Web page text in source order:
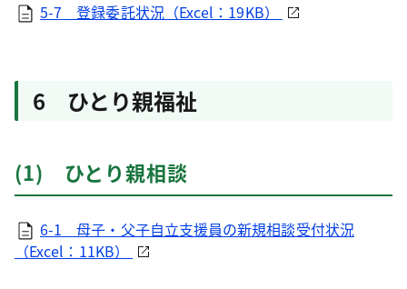
5-7 登録委託状況（Excel：19KB）
6 ひとり親福祉
(1) ひとり親相談
6-1 母子・父子自立支援員の新規相談受付状況
（Excel：11KB）